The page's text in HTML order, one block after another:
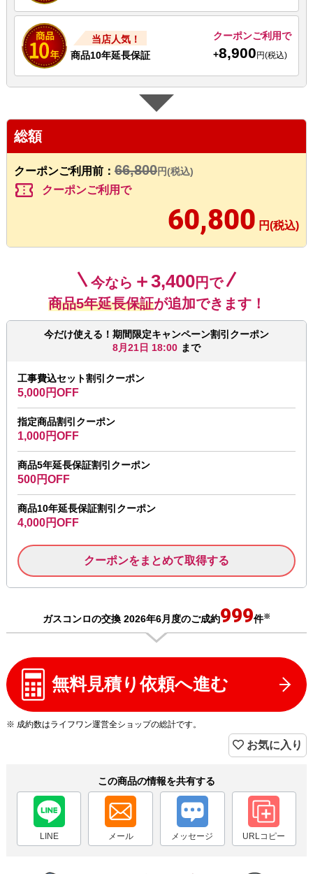
当店人気！
商品10年延長保証
クーポンご利用で
+8,900円(税込)
総額
クーポンご利用前： 66,800円(税込)
confirmation_number クーポンご利用で
60,800 円(税込)
今なら ＋3,400円で
商品5年延長保証が追加できます！
今だけ使える！期間限定キャンペーン割引クーポン
8月21日 18:00 まで
工事費込セット割引クーポン
5,000円OFF
指定商品割引クーポン
1,000円OFF
商品5年延長保証割引クーポン
500円OFF
商品10年延長保証割引クーポン
4,000円OFF
クーポンをまとめて取得する
ガスコンロの交換 2026年6月度のご成約999件※
無料見積り依頼へ進む
※ 成約数はライフワン運営全ショップの総計です。
お気に入り
この商品の情報を共有する
LINE メール メッセージ URLコピー